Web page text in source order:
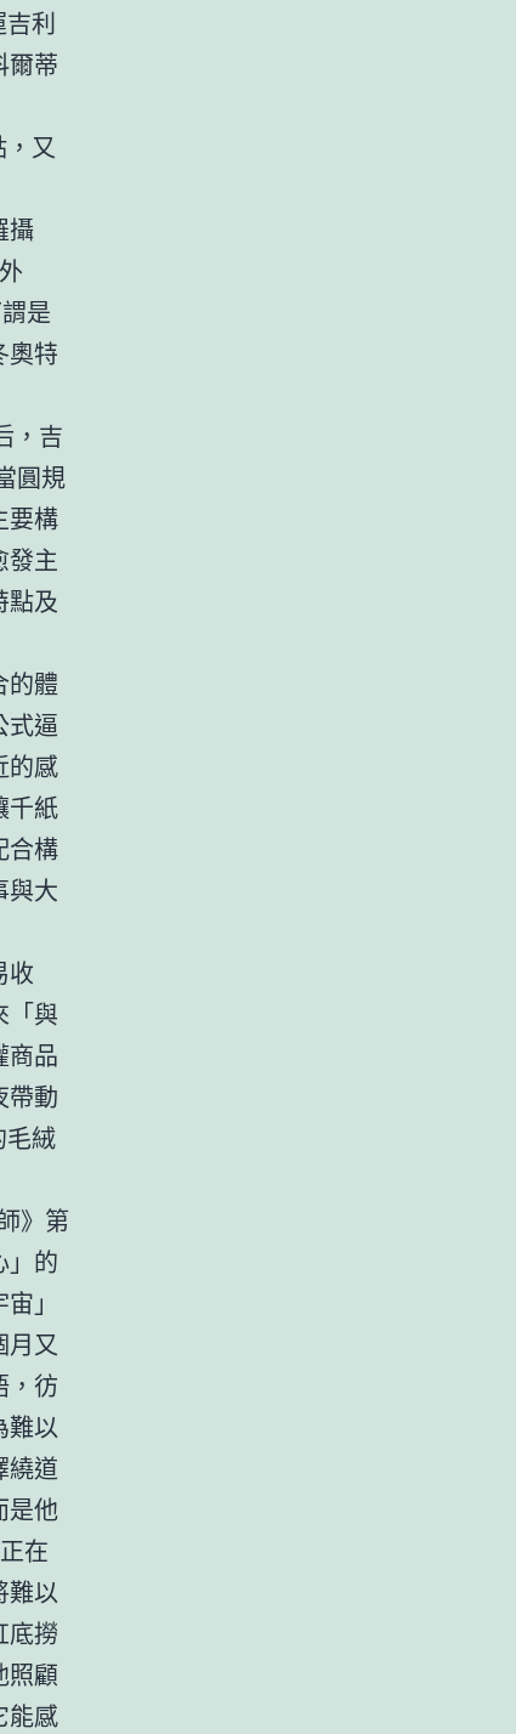
利
爾蒂
，又
攝
是
奧特
，吉
圓規
要構
發主
點及
的體
式逼
的感
千紙
合構
與大
收
「與
商品
帶動
毛絨
》第
」的
」
月又
，彷
難以
繞道
是他
在
難以
底撈
照顧
能感